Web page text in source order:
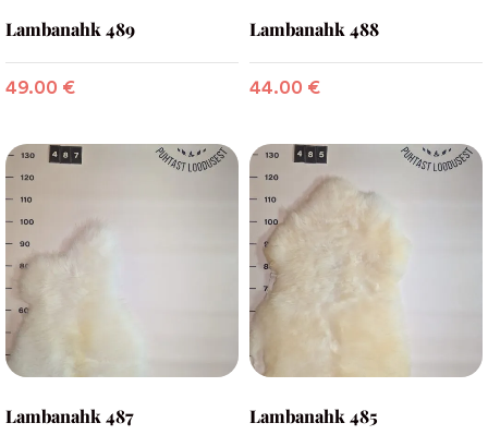
Lambanahk 489
49.00 €
Lambanahk 488
44.00 €
Lambanahk 487 Lambanahk 485